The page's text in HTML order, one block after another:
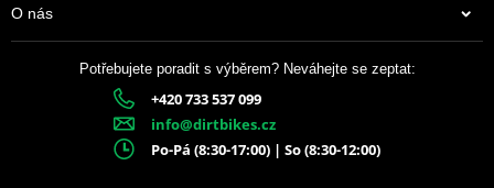
337 Kč
Skladem
O nás
Potřebujete poradit s výběrem? Neváhejte se zeptat:
+420 733 537 099
info@dirtbikes.cz
Po-Pá (8:30-17:00) | So (8:30-12:00)